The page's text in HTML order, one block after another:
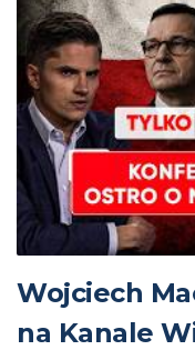
Wojciech
na Kanale